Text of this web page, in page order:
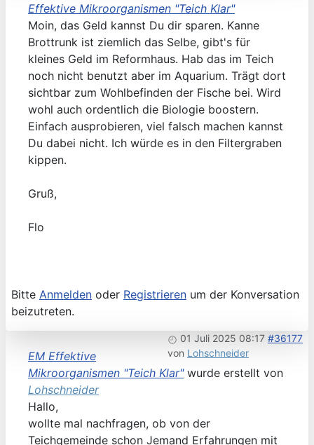
Effektive Mikroorganismen "Teich Klar"
Moin, das Geld kannst Du dir sparen. Kanne
Brottrunk ist ziemlich das Selbe, gibt's für
kleines Geld im Reformhaus. Hab das im Teich
noch nicht benutzt aber im Aquarium. Trägt dort
sichtbar zum Wohlbefinden der Fische bei. Wird
wohl auch ordentlich die Biologie boostern.
Einfach ausprobieren, viel falsch machen kannst
Du dabei nicht. Ich würde es in den Filtergraben
kippen.
Gruß,
Flo
Bitte Anmelden oder Registrieren um der Konversation
beizutreten.
01 Juli 2025 08:17 #36177
von Lohschneider
EM Effektive
Mikroorganismen "Teich Klar"wurde erstellt von
Lohschneider
Hallo,
wollte mal nachfragen, ob von der
Teichgemeinde schon Jemand Erfahrungen mit